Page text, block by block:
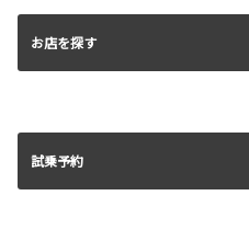
お店を探す
試乗予約